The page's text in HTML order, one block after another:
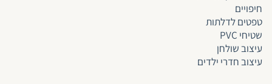
חיפויים
טפטים לדלתות
שטיחי PVC
עיצוב שולחן
עיצוב חדרי ילדים